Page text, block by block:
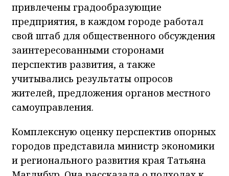
привлечены градообразующие
предприятия, в каждом городе работал
свой штаб для общественного обсуждения
заинтересованными сторонами
перспектив развития, а также
учитывались результаты опросов
жителей, предложения органов местного
самоуправления.
Комплексную оценку перспектив опорных
городов представила министр экономики
и регионального развития края Татьяна